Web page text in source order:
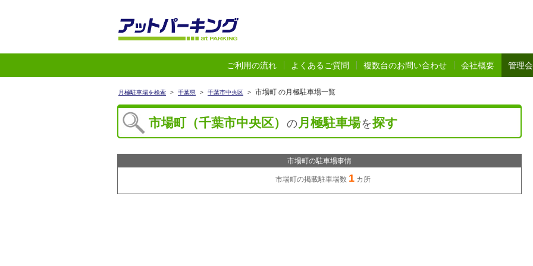
ご利用の流れ よくあるご質問 複数台のお問い合わせ 会社概要 管理
月極駐車場を検索 > 千葉県 > 千葉市中央区 > 市場町 の月極駐車場一覧
市場町（千葉市中央区） の 月極駐車場を探す
市場町の駐車場事情
市場町の掲載駐車場数 1 カ所